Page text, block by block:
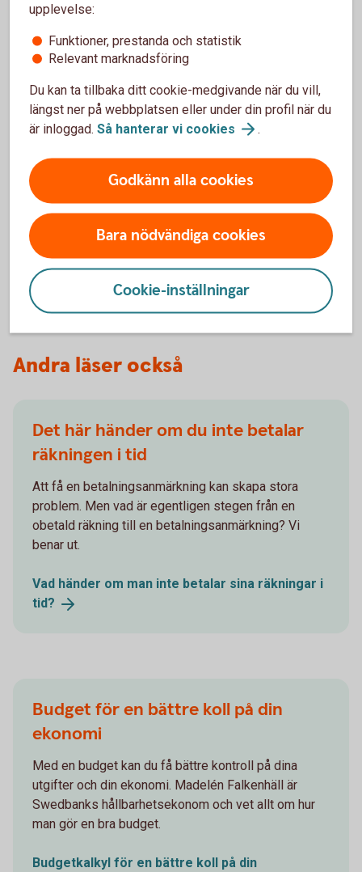
konsumentverkets
göra en egen budget.
Hjälp med skuldsanering går att få hos
Vilka utgifter har du?
Med Utgiftskollen håller du enkelt koll på utgifterna
och får en bra kontoöversikt. Aktivera funktionen i
vår app och kom igång.
Få koll på dina köp med
Andra läser också
Det här händer om du inte betalar
räkningen i tid
Att få en betalningsanmärkning kan skapa stora
problem. Men vad är egentligen stegen från en
obetald räkning till en betalningsanmärkning? Vi
benar ut.
Vad händer om man inte betalar sina räkningar i
tid?
Budget för en bättre koll på din
ekonomi
Med en budget kan du få bättre kontroll på dina
utgifter och din ekonomi. Madelén Falkenhäll är
Swedbanks hållbarhetsekonom och vet allt om hur
man gör en bra budget.
Budgetkalkyl för en bättre koll på din
upplevelse:
Funktioner, prestanda och statistik
Relevant marknadsföring
Du kan ta tillbaka ditt cookie-medgivande när du vill,
längst ner på webbplatsen eller under din profil när du
är inloggad. Så hanterar vi cookies .
Godkänn alla cookies
Bara nödvändiga cookies
Cookie-inställningar